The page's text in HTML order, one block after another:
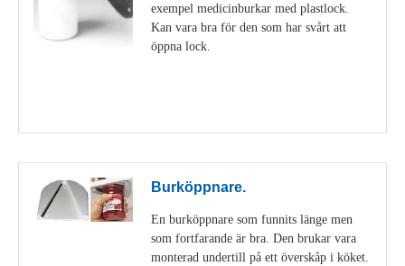
exempel medicinburkar med plastlock.
Kan vara bra för den som har svårt att
öppna lock.
Burköppnare.
En burköppnare som funnits länge men
som fortfarande är bra. Den brukar vara
monterad undertill på ett överskåp i köket.